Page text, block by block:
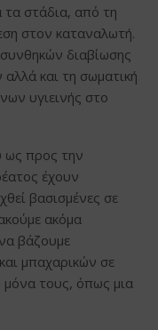
τα στάδια, από τη
στον καταναλωτή.
διαβίωσης
και τη σωματική
υγιεινής στο
ως προς την
έχουν
βασισμένες σε
ακόμα
βάζουμε
μπαχαρικών σε
τους, όπως μια